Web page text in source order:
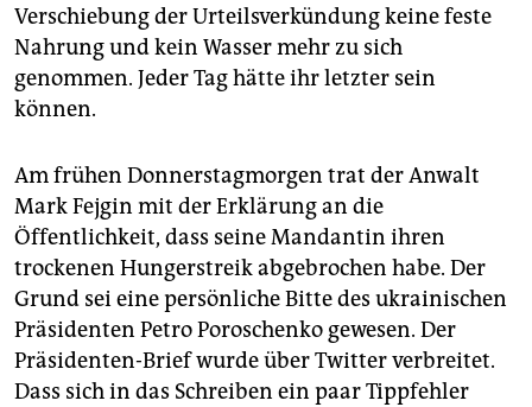
Verschiebung der Urteilsverkündung keine feste
Nahrung und kein Wasser mehr zu sich
genommen. Jeder Tag hätte ihr letzter sein
können.
Am frühen Donnerstagmorgen trat der Anwalt
Mark Fejgin mit der Erklärung an die
Öffentlichkeit, dass seine Mandantin ihren
trockenen Hungerstreik abgebrochen habe. Der
Grund sei eine persönliche Bitte des ukrainischen
Präsidenten Petro Poroschenko gewesen. Der
Präsidenten-Brief wurde über Twitter verbreitet.
Dass sich in das Schreiben ein paar Tippfehler